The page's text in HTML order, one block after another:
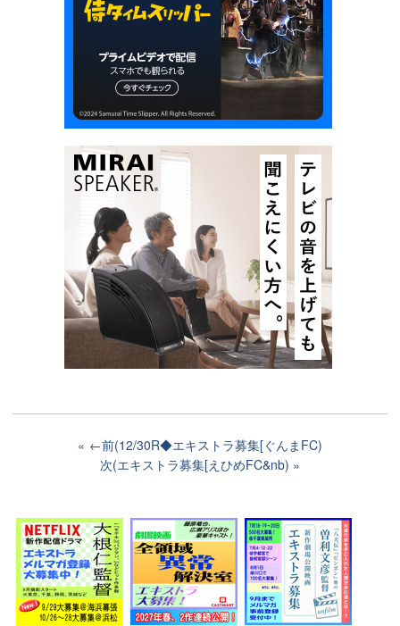
←前(12/30R◆エキストラ募集[ぐんまFC)
次(エキストラ募集[えひめFC&nb)